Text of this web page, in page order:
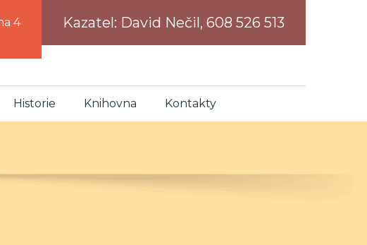
4
Kazatel: David Nečil, 608 526 513
Historie Knihovna Kontakty